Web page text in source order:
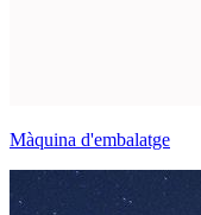
Màquina d'embalatge